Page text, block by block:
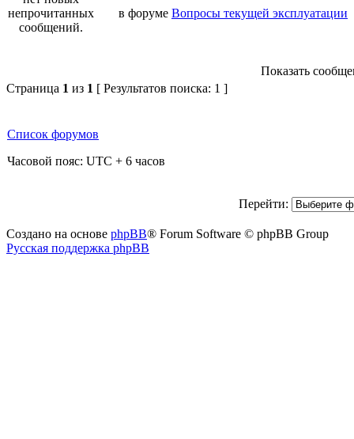
в форуме Вопросы текущей эксплуатации
Показать
Страница 1 из 1 [ Результатов поиска: 1 ]
Список форумов
Часовой пояс: UTC + 6 часов
Перейти:
Создано на основе phpBB® Forum Software © phpBB Group
Русская поддержка phpBB